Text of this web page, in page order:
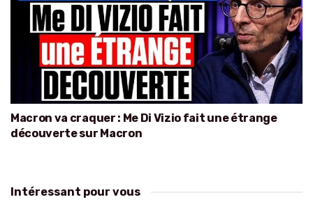
Macron va craquer : Me Di Vizio fait une étrange
découverte sur Macron
Intéressant pour vous